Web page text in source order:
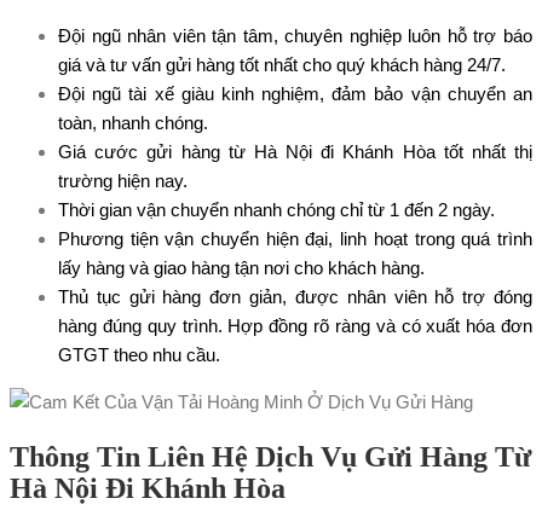
Đội ngũ nhân viên tận tâm, chuyên nghiệp luôn hỗ trợ báo
giá và tư vấn gửi hàng tốt nhất cho quý khách hàng 24/7.
Đội ngũ tài xế giàu kinh nghiệm, đảm bảo vận chuyển an
toàn, nhanh chóng.
Giá cước gửi hàng từ Hà Nội đi Khánh Hòa tốt nhất thị
trường hiện nay.
Thời gian vận chuyển nhanh chóng chỉ từ 1 đến 2 ngày.
Phương tiện vận chuyển hiện đại, linh hoạt trong quá trình
lấy hàng và giao hàng tận nơi cho khách hàng.
Thủ tục gửi hàng đơn giản, được nhân viên hỗ trợ đóng
hàng đúng quy trình. Hợp đồng rõ ràng và có xuất hóa đơn
GTGT theo nhu cầu.
Thông Tin Liên Hệ Dịch Vụ Gửi Hàng Từ
Hà Nội Đi Khánh Hòa